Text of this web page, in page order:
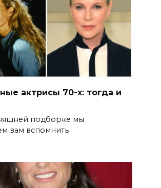
актрисы 70-х: тогда и
подборке мы
вам вспомнить